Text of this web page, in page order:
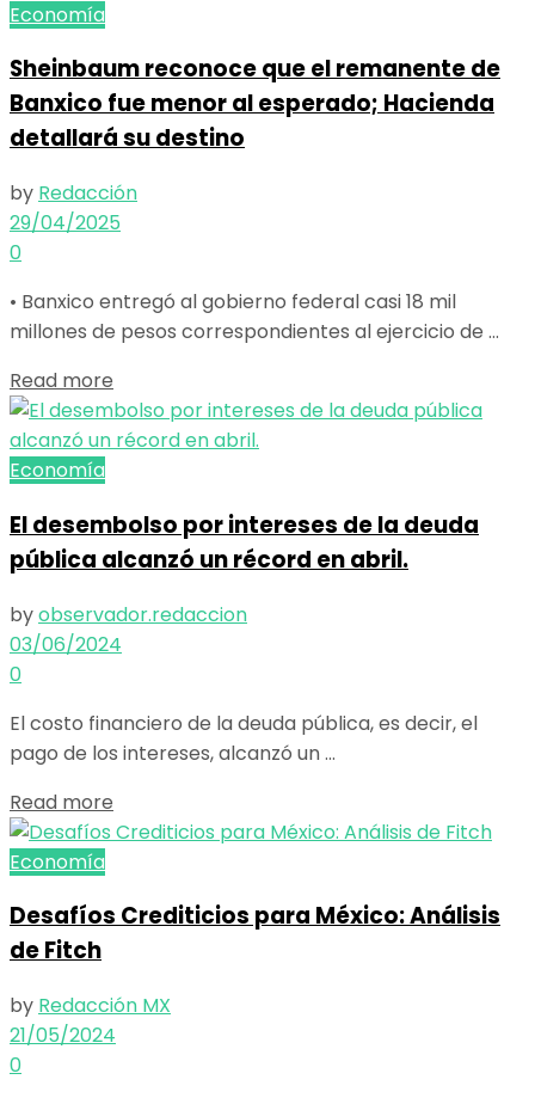
Economía
Sheinbaum reconoce que el remanente de
Banxico fue menor al esperado; Hacienda
detallará su destino
by Redacción
29/04/2025
0
• Banxico entregó al gobierno federal casi 18 mil
millones de pesos correspondientes al ejercicio de ...
Read more
Economía
El desembolso por intereses de la deuda
pública alcanzó un récord en abril.
byobservador.redaccion
03/06/2024
0
El costo financiero de la deuda pública, es decir, el
pago de los intereses, alcanzó un ...
Read more
Economía
Desafíos Crediticios para México: Análisis
de Fitch
by Redacción MX
21/05/2024
0